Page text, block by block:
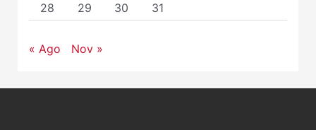
28
29 30 31
« Ago Nov »